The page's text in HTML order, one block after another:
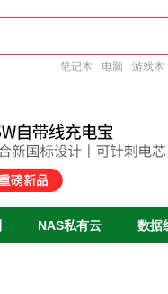
笔记本 电脑 游戏本
NAS私有云 数据